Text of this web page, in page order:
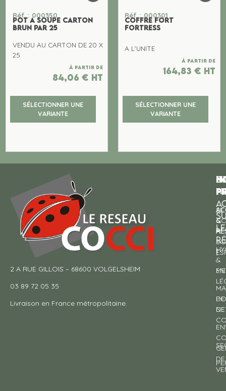
Réf. : 000350
POT A SOUPE CARTON
BRUN PAR 25
VENDU AU CARTON DE 20 X
25
À partir de
84,06 € ht
SÉLECTIONNER UNE
VARIANTE
Réf. : 000301
COFFRE FORT
FORTRESS
A L'UNITE
À partir de
164,83 € ht
SÉLECTIONNER UNE
VARIANTE
2 A RUE GILLOIS – 68600 VOLGELSHEIM
03 89 72 05 35
Livraison en France métropolitaine.
&
&
DE
SE
À
DE
DE
!